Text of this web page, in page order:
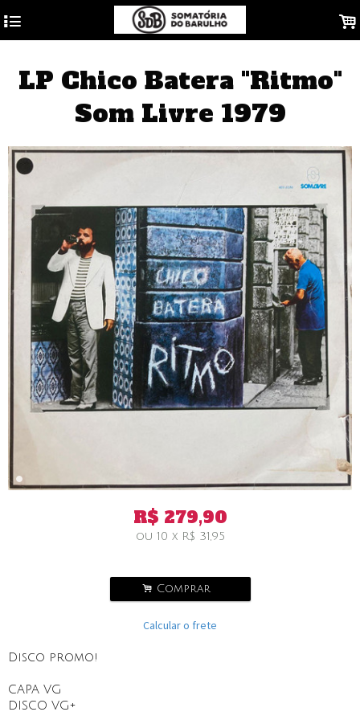
4 .
LP Chico Batera "Ritmo"
Som Livre 1979
R$ 279,90
ou 10 x R$ 31,95
. Comprar
Calcular o frete
Disco promo!
CAPA VG
DISCO VG+